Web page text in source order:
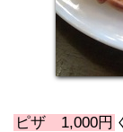
ピザ 1,000円